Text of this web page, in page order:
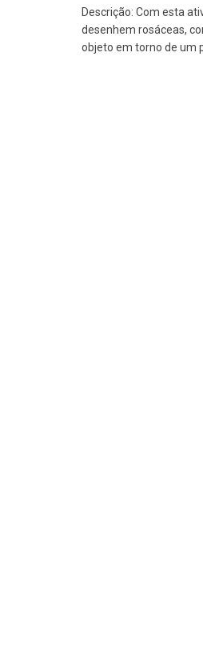
Descrição: Com esta
desenhem rosáceas,
objeto em torno de um